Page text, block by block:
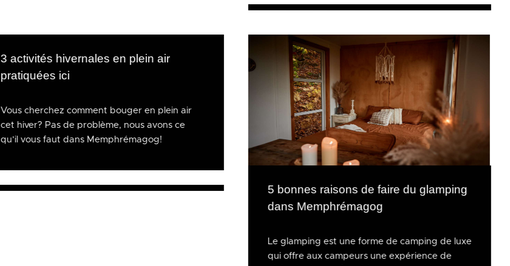
3 activités hivernales en plein air
pratiquées ici
Vous cherchez comment bouger en plein air
cet hiver? Pas de problème, nous avons ce
qu’il vous faut dans Memphrémagog!
5 bonnes raisons de faire du glamping
dans Memphrémagog
Le glamping est une forme de camping de luxe
qui offre aux campeurs une expérience de